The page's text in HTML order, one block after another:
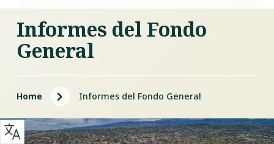
Informes del Fondo
General
Home 5 Informes del Fondo General